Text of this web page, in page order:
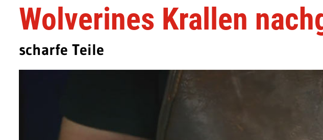
Wolverines Krallen
scharfe Teile